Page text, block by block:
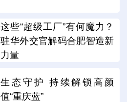
这些“超级工厂”有何魔力？
驻华外交官解码合肥智造新
力量
生态守护 持续解锁高颜
值“重庆蓝”